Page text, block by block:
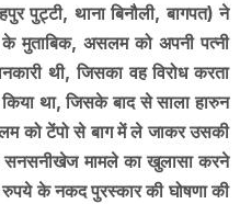
पुट्टी, थाना बिनौली, बागपत) ने
मुताबिक, असलम को अपनी पत्नी
थी, जिसका वह विरोध करता
था, जिसके बाद से साला हारुन
को टेंपो से बाग में ले जाकर उसकी
सनसनीखेज मामले का खुलासा करने
के नकद पुरस्कार की घोषणा की